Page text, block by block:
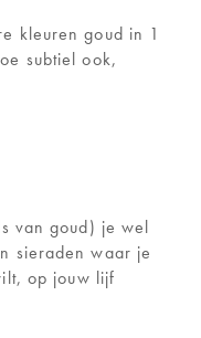
kleuren goud in 1
subtiel ook,
van goud) je wel
sieraden waar je
op jouw lijf